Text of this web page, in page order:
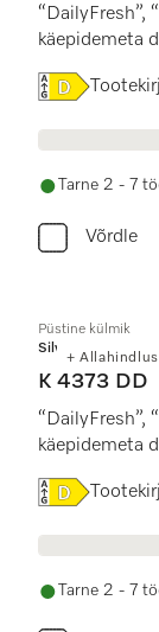
“DailyFresh”,
käepidemeta
Online
Tarne 2 - 7
Võrdle
+ Allahindlus
Püstine külmik
Silver
K 4373 DD
“DailyFresh”,
käepidemeta
Online
Tarne 2 - 7